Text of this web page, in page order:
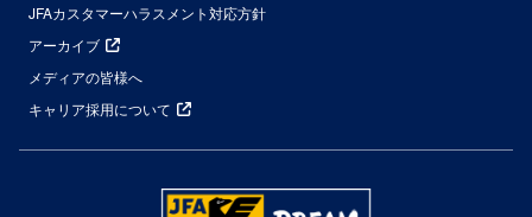
JFAカスタマーハラスメント対応方針
アーカイブ
メディアの皆様へ
キャリア採用について